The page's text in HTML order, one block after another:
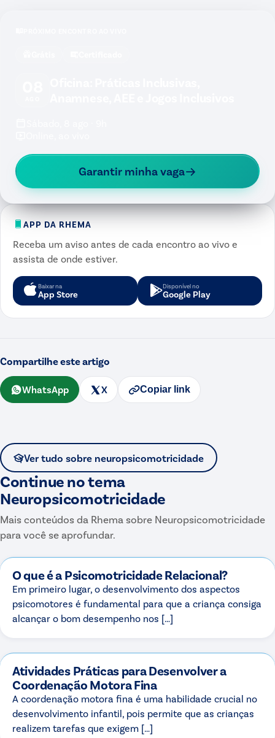
Garantir minha vaga
APP DA RHEMA
Receba um aviso antes de cada encontro ao vivo e
assista de onde estiver.
Baixar na
App Store
Disponível no
Google Play
Compartilhe este artigo
WhatsApp X Copiar link
Ver tudo sobre neuropsicomotricidade
Continue no tema
Neuropsicomotricidade
Mais conteúdos da Rhema sobre Neuropsicomotricidade
para você se aprofundar.
O que é a Psicomotricidade Relacional?
Em primeiro lugar, o desenvolvimento dos aspectos
psicomotores é fundamental para que a criança consiga
alcançar o bom desempenho nos […]
Atividades Práticas para Desenvolver a
Coordenação Motora Fina
A coordenação motora fina é uma habilidade crucial no
desenvolvimento infantil, pois permite que as crianças
realizem tarefas que exigem […]